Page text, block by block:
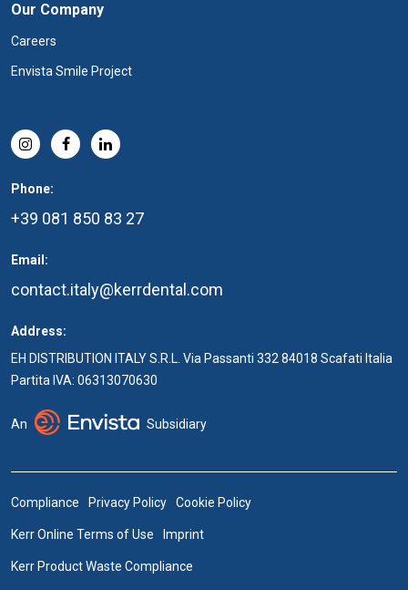
Our Company
Careers
Envista Smile Project
Phone:
+39 081 850 83 27
Email:
contact.italy@kerrdental.com
Address:
EH DISTRIBUTION ITALY S.R.L. Via Passanti 332 84018 Scafati Italia
Partita IVA: 06313070630
An Subsidiary
Compliance Privacy Policy Cookie Policy
Kerr Online Terms of Use Imprint
Kerr Product Waste Compliance